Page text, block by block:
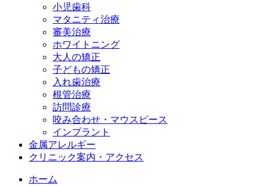
小児歯科
マタニティ治療
審美治療
ホワイトニング
大人の矯正
子どもの矯正
入れ歯治療
根管治療
訪問診療
咬み合わせ・マウスピース
インプラント
金属アレルギー
クリニック案内・アクセス
ホーム